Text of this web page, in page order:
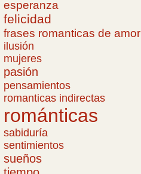
esperanza
felicidad
frases romanticas de amor
ilusión
mujeres
pasión
pensamientos
romanticas indirectas
románticas
sabiduría
sentimientos
sueños